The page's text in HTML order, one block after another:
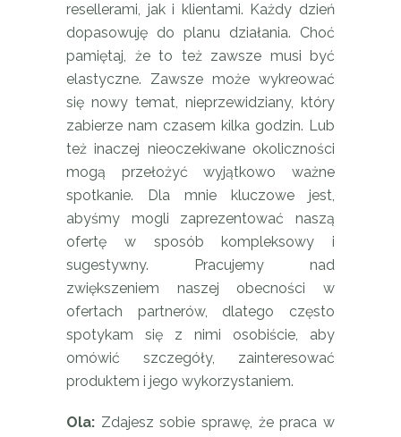
resellerami, jak i klientami. Każdy dzień
dopasowuję do planu działania. Choć
pamiętaj, że to też zawsze musi być
elastyczne. Zawsze może wykreować
się nowy temat, nieprzewidziany, który
zabierze nam czasem kilka godzin. Lub
też inaczej nieoczekiwane okoliczności
mogą przełożyć wyjątkowo ważne
spotkanie. Dla mnie kluczowe jest,
abyśmy mogli zaprezentować naszą
ofertę w sposób kompleksowy i
sugestywny. Pracujemy nad
zwiększeniem naszej obecności w
ofertach partnerów, dlatego często
spotykam się z nimi osobiście, aby
omówić szczegóły, zainteresować
produktem i jego wykorzystaniem.
Ola: Zdajesz sobie sprawę, że praca w